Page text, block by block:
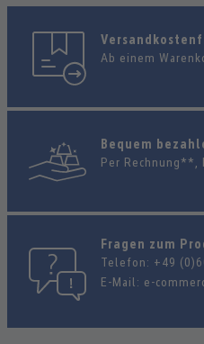
Ab einem
Bequem
Per Rechnung**,
Fragen zum
Telefon: +49
E-Mail: e-